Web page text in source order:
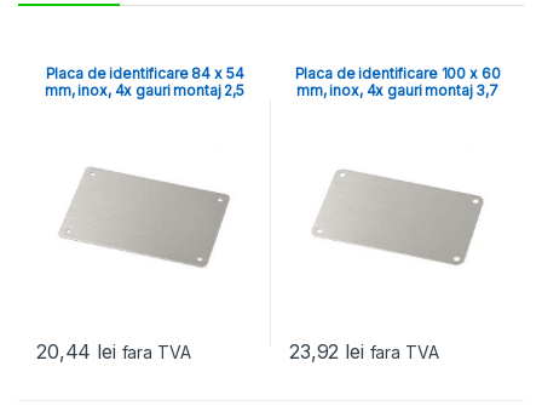
Placa de identificare 84 x 54
mm, inox, 4x gauri montaj 2,5
20,44 lei fara TVA
Placa de identificare 100 x 60
mm, inox, 4x gauri montaj 3,7
23,92 lei fara TVA